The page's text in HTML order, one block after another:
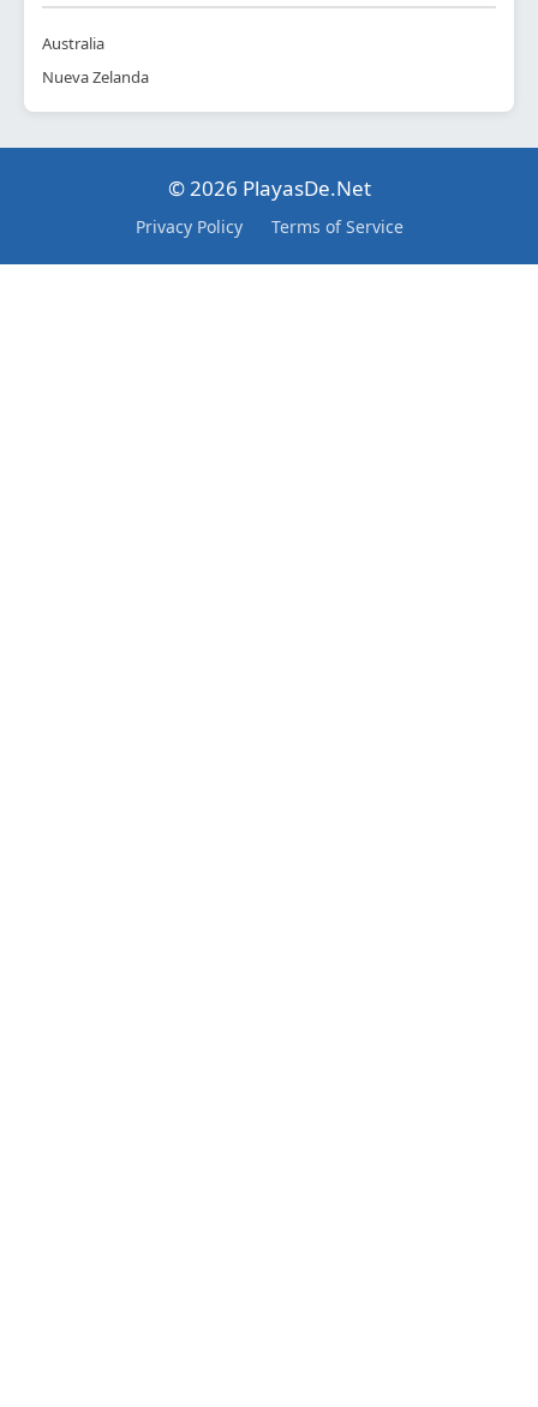
Australia
Nueva Zelanda
© 2026 PlayasDe.Net
Privacy Policy Terms of Service